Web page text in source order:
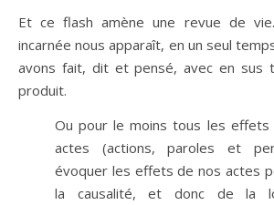
Et ce flash amène une revue de
incarnée nous apparaît, en un seul
avons fait, dit et pensé, avec en sus
produit.
Ou pour le moins tous les effets
actes (actions, paroles et
évoquer les effets de nos actes
la causalité, et donc de la